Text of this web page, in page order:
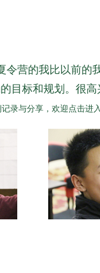
令营的我比以前的
目标和规划。很
记录与分享，欢迎点击进